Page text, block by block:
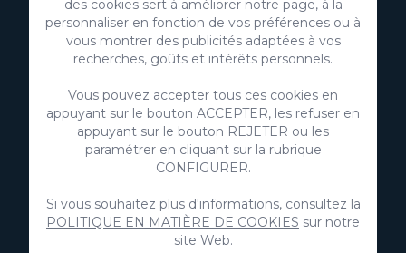
+34 928 380 457
+34 928 380 457
Découvrez
Immobilier
Annoncez votre propriété
des cookies sert à améliorer notre page, à la
personnaliser en fonction de vos préférences ou à
vous montrer des publicités adaptées à vos
recherches, goûts et intérêts personnels.
Vous pouvez accepter tous ces cookies en
appuyant sur le bouton ACCEPTER, les refuser en
appuyant sur le bouton REJETER ou les
paramétrer en cliquant sur la rubrique
CONFIGURER.
Si vous souhaitez plus d'informations, consultez la
POLITIQUE EN MATIÈRE DE COOKIES sur notre
site Web.